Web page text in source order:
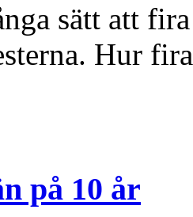
sätt att
Hur
på 10 år